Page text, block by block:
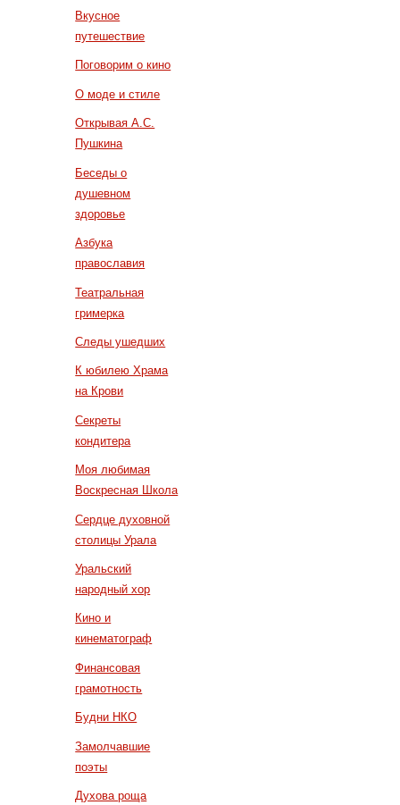
Вкусное
путешествие
Поговорим о кино
О моде и стиле
Открывая А.С.
Пушкина
Беседы о
душевном
здоровье
Азбука
православия
Театральная
гримерка
Следы ушедших
К юбилею Храма
на Крови
Секреты
кондитера
Моя любимая
Воскресная Школа
Сердце духовной
столицы Урала
Уральский
народный хор
Кино и
кинематограф
Финансовая
грамотность
Будни НКО
Замолчавшие
поэты
Духова роща